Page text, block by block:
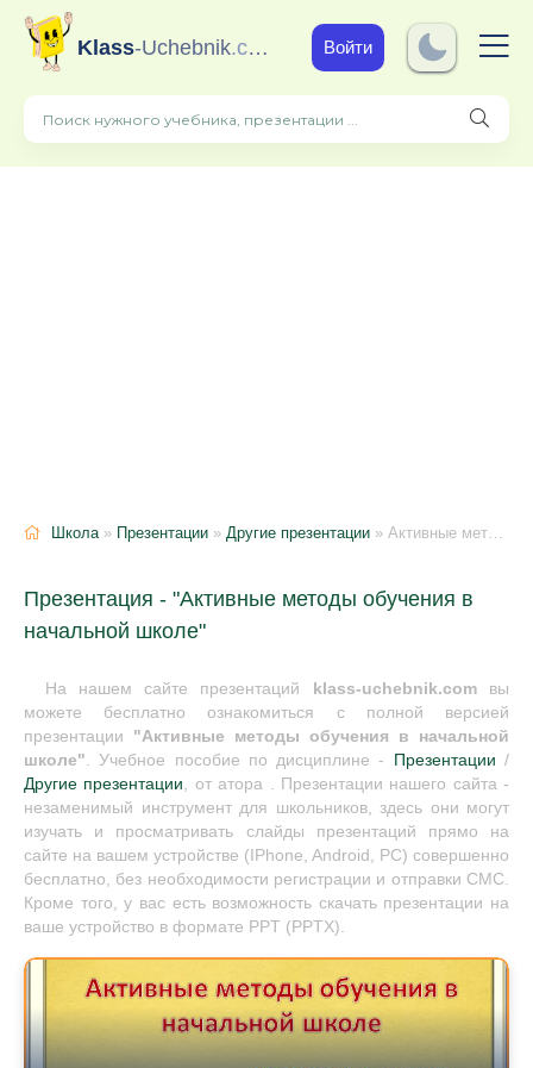
Klass-Uchebnik.com Войти
Школа» Презентации » Другие презентации » Активные методы обучения в начальной школе
Презентация - "Активные методы обучения в
начальной школе"
На нашем сайте презентаций klass-uchebnik.comвы
можете бесплатно ознакомиться с полной версией
презентации "Активные методы обучения в начальной
школе". Учебное пособие по дисциплине - Презентации /
Другие презентации, от атора . Презентации нашего сайта -
незаменимый инструмент для школьников, здесь они могут
изучать и просматривать слайды презентаций прямо на
сайте на вашем устройстве (IPhone, Android, PC) совершенно
бесплатно, без необходимости регистрации и отправки СМС.
Кроме того, у вас есть возможность скачать презентации на
ваше устройство в формате PPT (PPTX).